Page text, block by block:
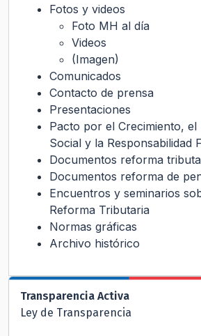
Fotos y videos
Foto MH al día
Videos
(Imagen)
Comunicados
Contacto de prensa
Presentaciones
Pacto por el Crecimiento, el
Social y la Responsabilidad
Documentos reforma
Documentos reforma de
Encuentros y seminarios
Reforma Tributaria
Normas gráficas
Archivo histórico
Transparencia Activa
Ley de Transparencia